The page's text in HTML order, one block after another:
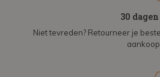
30
Niet tevreden? Retourneer je